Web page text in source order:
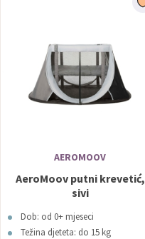
AEROMOOV
AeroMoov putni krevetić,
sivi
Dob: od 0+ mjeseci
Težina djeteta: do 15 kg